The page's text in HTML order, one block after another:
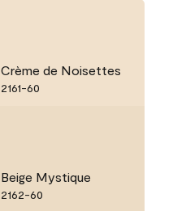
Crème de Noisettes
2161-60
Beige Mystique
2162-60